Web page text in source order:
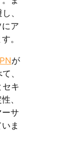
、
ア
。
が
、
キ
、
サ
ま